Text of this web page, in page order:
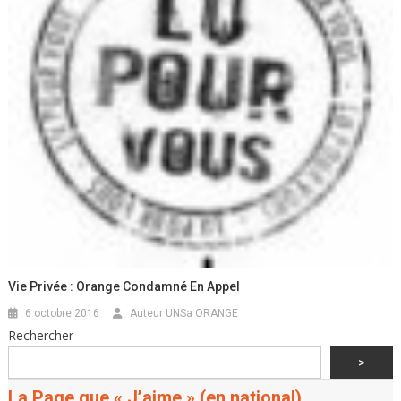
Vie Privée : Orange Condamné En Appel
6 octobre 2016 Auteur UNSa ORANGE
Rechercher
>